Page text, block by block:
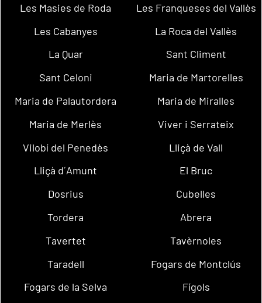
Les Masies de Roda
Les Franqueses del Vallès
Les Cabanyes
La Roca del Vallès
La Quar
Sant Climent
Sant Celoni
Maria de Martorelles
Maria de Palautordera
Maria de Miralles
Maria de Merlès
Viver i Serrateix
Vilobí del Penedès
Lliçà de Vall
Lliçà d´Amunt
El Bruc
Dosrius
Cubelles
Tordera
Abrera
Tavertet
Tavèrnoles
Taradell
Fogars de Montclús
Fogars de la Selva
Fígols